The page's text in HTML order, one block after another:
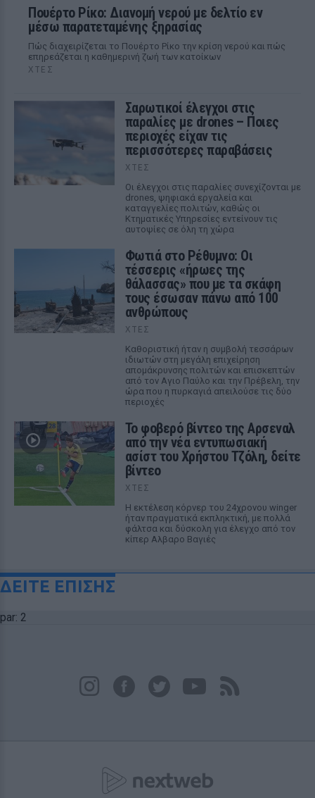
Πουέρτο Ρίκο: Διανομή νερού με δελτίο εν
μέσω παρατεταμένης ξηρασίας
Πώς διαχειρίζεται το Πουέρτο Ρίκο την κρίση νερού και πώς
επηρεάζεται η καθημερινή ζωή των κατοίκων
ΧΤΕΣ
Σαρωτικοί έλεγχοι στις
παραλίες με drones – Ποιες
περιοχές είχαν τις
περισσότερες παραβάσεις
ΧΤΕΣ
Οι έλεγχοι στις παραλίες συνεχίζονται με
drones, ψηφιακά εργαλεία και
καταγγελίες πολιτών, καθώς οι
Κτηματικές Υπηρεσίες εντείνουν τις
αυτοψίες σε όλη τη χώρα
Φωτιά στο Ρέθυμνο: Οι
τέσσερις «ήρωες της
θάλασσας» που με τα σκάφη
τους έσωσαν πάνω από 100
ανθρώπους
ΧΤΕΣ
Καθοριστική ήταν η συμβολή τεσσάρων
ιδιωτών στη μεγάλη επιχείρηση
απομάκρυνσης πολιτών και επισκεπτών
από τον Αγιο Παύλο και την Πρέβελη, την
ώρα που η πυρκαγιά απειλούσε τις δύο
περιοχές
Το φοβερό βίντεο της Αρσεναλ
από την νέα εντυπωσιακή
ασίστ του Χρήστου Τζόλη, δείτε
βίντεο
ΧΤΕΣ
Η εκτέλεση κόρνερ του 24χρονου winger
ήταν πραγματικά εκπληκτική, με πολλά
φάλτσα και δύσκολη για έλεγχο από τον
κίπερ Αλβαρο Βαγιές
ΔΕΙΤΕ ΕΠΙΣΗΣ
par: 2